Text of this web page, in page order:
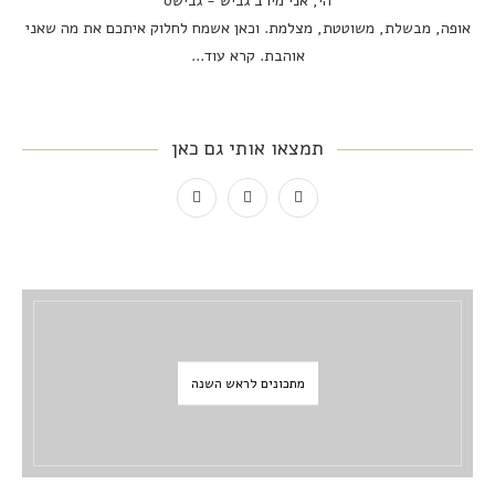
אופה, מבשלת, משוטטת, מצלמת. וכאן אשמח לחלוק איתכם את מה שאני
אוהבת. קרא עוד...
תמצאו אותי גם כאן
מתכונים לראש השנה